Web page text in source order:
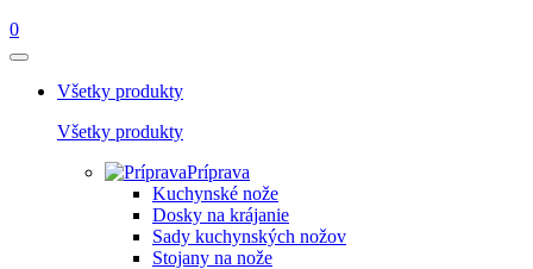
0
Všetky produkty
Všetky produkty
Príprava
Kuchynské nože
Dosky na krájanie
Sady kuchynských nožov
Stojany na nože